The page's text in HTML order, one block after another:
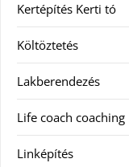
Kertépítés Kerti tó
Költöztetés
Lakberendezés
Life coach coaching
Linképítés